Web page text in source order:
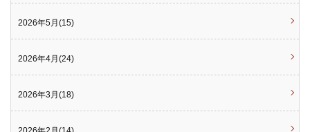
2026年5月(15)
2026年4月(24)
2026年3月(18)